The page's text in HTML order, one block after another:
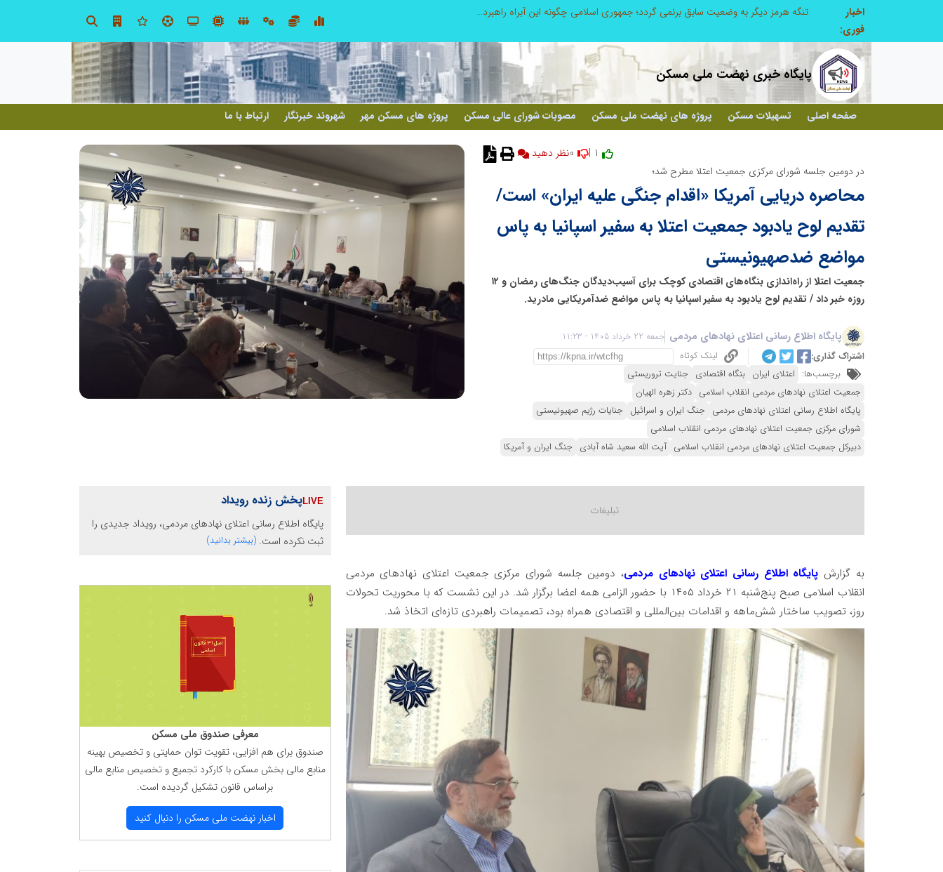
اخبار
فوری:
چیستی طراشعر از نگاه امین افضل‌پور؛ چگونه یک شاعر ایرانی با انقلاب در جایگاه حرف، شعر را از متن خطی به میدان ادراک بصری تبدیل کرد؟
پایگاه خبری نهضت ملی مسکن
صفحه اصلی تسهیلات مسکن پروژه های نهضت ملی مسکن مصوبات شورای عالی مسکن پروژه های مسکن مهر شهروند خبرنگار ارتباط با ما
نظر دهید
در دومین جلسه شورای مرکزی جمعیت اعتلا مطرح شد؛
محاصره دریایی آمریکا «اقدام جنگی علیه ایران» است/
تقدیم لوح یادبود جمعیت اعتلا به سفیر اسپانیا به پاس
مواضع ضدصهیونیستی
جمعیت اعتلا از راه‌اندازی بنگاه‌های اقتصادی کوچک برای آسیب‌دیدگان جنگ‌های رمضان و ۱۲
روزه خبر داد / تقدیم لوح یادبود به سفیر اسپانیا به پاس مواضع ضدآمریکایی مادرید.
پایگاه اطلاع رسانی اعتلای نهادهای مردمی جمعه 22 خرداد 1405 - 11:23
اشتراک گذاری:
لینک کوتاه
برچسب‌ها: اعتلای ایران بنگاه اقتصادی جنایت تروریستی
جمعیت اعتلای نهادهای مردمی انقلاب اسلامی دکتر زهره الهیان
پایگاه اطلاع رسانی اعتلای نهادهای مردمی جنگ ایران و اسرائیل جنایات رژیم صهیونیستی
شورای مرکزی جمعیت اعتلای نهادهای مردمی انقلاب اسلامی
دبیرکل جمعیت اعتلای نهادهای مردمی انقلاب اسلامی آیت الله سعید شاه آبادی جنگ ایران و آمریکا
به گزارش پایگاه اطلاع رسانی اعتلای نهادهای مردمی، دومین جلسه شورای مرکزی جمعیت اعتلای نهادهای مردمی
انقلاب اسلامی صبح پنج‌شنبه ۲۱ خرداد ۱۴۰۵ با حضور الزامی همه اعضا برگزار شد. در این نشست که با محوریت تحولات
روز، تصویب ساختار شش‌ماهه و اقدامات بین‌المللی و اقتصادی همراه بود، تصمیمات راهبردی تازه‌ای اتخاذ شد.
پخش زنده رویداد
پایگاه اطلاع رسانی اعتلای نهادهای مردمی، رویداد جدیدی را
ثبت نکرده است. (بیشتر بدانید)
معرفی صندوق ملی مسكن
صندوق برای هم افزایی، تقویت توان حمایتی و تخصیص بهینه
منابع مالی بخش مسكن با كاركرد تجمیع و تخصیص منابع مالی
براساس قانون تشكیل گردیده است.
اخبار نهضت ملی مسكن را دنبال كنید